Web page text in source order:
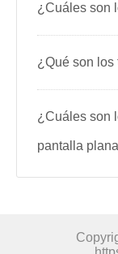
¿Cuáles son
¿Qué son los
¿Cuáles son
pantalla plana